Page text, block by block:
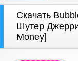
Скачать
Шутер
Money]